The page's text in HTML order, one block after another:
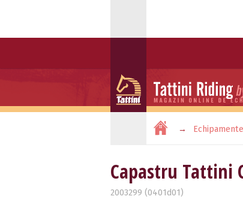
Capastru Tattini
2003299 (0401d01)